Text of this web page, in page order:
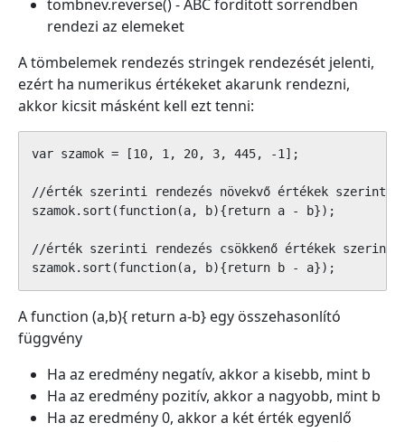
tombnev.reverse() - ABC fordított sorrendben
rendezi az elemeket
A tömbelemek rendezés stringek rendezését jelenti,
ezért ha numerikus értékeket akarunk rendezni,
akkor kicsit másként kell ezt tenni:
var szamok = [10, 1, 20, 3, 445, -1];
//érték szerinti rendezés növekvő értékek szerint
szamok.sort(function(a, b){return a - b});
//érték szerinti rendezés csökkenő értékek szerint
szamok.sort(function(a, b){return b - a});
A function (a,b){ return a-b} egy összehasonlító
függvény
Ha az eredmény negatív, akkor a kisebb, mint b
Ha az eredmény pozitív, akkor a nagyobb, mint b
Ha az eredmény 0, akkor a két érték egyenlő